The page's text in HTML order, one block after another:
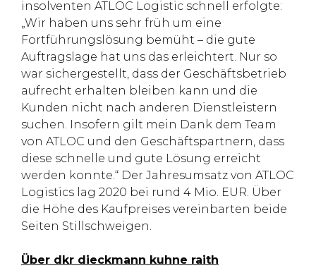
insolventen ATLOC Logistic schnell erfolgte:
„Wir haben uns sehr früh um eine
Fortführungslösung bemüht – die gute
Auftragslage hat uns das erleichtert. Nur so
war sichergestellt, dass der Geschäftsbetrieb
aufrecht erhalten bleiben kann und die
Kunden nicht nach anderen Dienstleistern
suchen. Insofern gilt mein Dank dem Team
von ATLOC und den Geschäftspartnern, dass
diese schnelle und gute Lösung erreicht
werden konnte.“ Der Jahresumsatz von ATLOC
Logistics lag 2020 bei rund 4 Mio. EUR. Über
die Höhe des Kaufpreises vereinbarten beide
Seiten Stillschweigen.
Über dkr dieckmann kuhne raith